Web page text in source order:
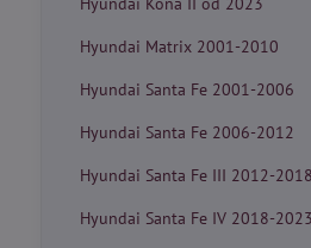
Hyundai Matrix 2001-2010
Hyundai Santa Fe 2001-2006
Hyundai Santa Fe 2006-2012
Hyundai Santa Fe III 2012-2018
Hyundai Santa Fe IV 2018-2023